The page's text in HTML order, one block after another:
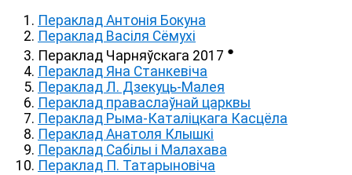
Пераклад Антонія Бокуна
Пераклад Васіля Сёмухі
Пераклад Чарняўскага 2017 ●
Пераклад Яна Станкевіча
Пераклад Л. Дзекуць-Малея
Пераклад праваслаўнай царквы
Пераклад Рыма-Каталіцкага Касцёла
Пераклад Анатоля Клышкi
Пераклад Сабілы і Малахава
Пераклад П. Татарыновіча